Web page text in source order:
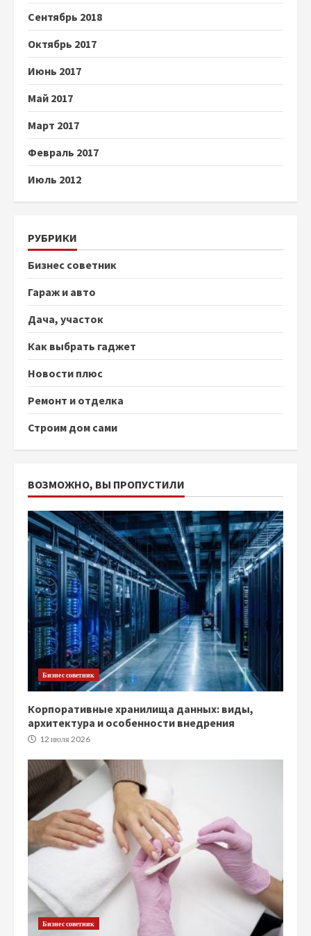
Сентябрь 2018
Октябрь 2017
Июнь 2017
Май 2017
Март 2017
Февраль 2017
Июль 2012
РУБРИКИ
Бизнес советник
Гараж и авто
Дача, участок
Как выбрать гаджет
Новости плюс
Ремонт и отделка
Строим дом сами
ВОЗМОЖНО, ВЫ ПРОПУСТИЛИ
Бизнес советник
Корпоративные хранилища данных: виды,
архитектура и особенности внедрения
12 июля 2026
Бизнес советник